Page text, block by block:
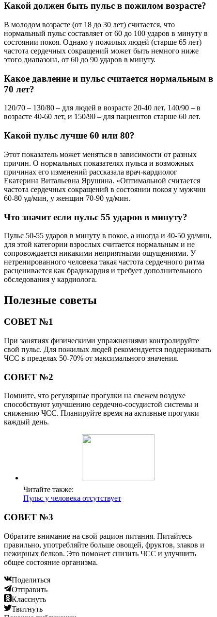
Какой должен быть пульс в пожилом возрасте?
В молодом возрасте (от 18 до 30 лет) считается, что
нормальный пульс составляет от 60 до 100 ударов в минуту в
состоянии покоя. Однако у пожилых людей (старше 65 лет)
частота сердечных сокращений может быть немного ниже
этого диапазона, от 60 до 90 ударов в минуту.
Какое давление и пульс считается нормальным в
70 лет?
120/70 – 130/80 – для людей в возрасте 20-40 лет, 140/90 – в
возрасте 40-60 лет, и 150/90 – для пациентов старше 60 лет.
Какой пульс лучше 60 или 80?
Этот показатель может меняться в зависимости от разных
причин. О нормальных показателях пульса и возможных
причинах его изменений рассказала врач-кардиолог
Екатерина Витальевна Ярушина. «Оптимальной считается
частота сердечных сокращений в состоянии покоя у мужчин
60-80 уд/мин, у женщин 70-90 уд/мин.
Что значит если пульс 55 ударов в минуту?
Пульс 50-55 ударов в минуту в покое, а иногда и 40-50 уд/мин,
для этой категории взрослых считается нормальным и не
сопровождается никакими неприятными ощущениями. У
нетренированного человека такая частота сердечного ритма
расценивается как брадикардия и требует дополнительного
обследования у кардиолога.
Полезные советы
СОВЕТ №1
При занятиях физическими упражнениями контролируйте
свой пульс. Для пожилых людей рекомендуется поддерживать
ЧСС в пределах 50-70% от максимального значения.
СОВЕТ №2
Помните, что регулярные прогулки на свежем воздухе
способствуют улучшению сердечно-сосудистой системы и
снижению ЧСС. Планируйте время на активные прогулки
каждый день.
Читайте также:
Пульс у человека отсутствует
СОВЕТ №3
Обратите внимание на свой рацион питания. Питайтесь
правильно, употребляйте больше овощей, фруктов, злаков и
нежирных белков. Это поможет снизить ЧСС и улучшить
общее состояние организма.
Поделиться
Отправить
Класснуть
Твитнуть